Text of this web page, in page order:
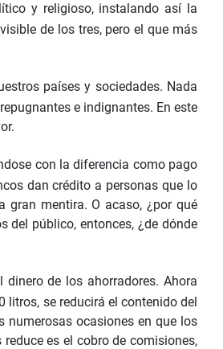
y religioso, instalando así la
de los tres, pero el que más
países y sociedades. Nada
e indignantes. En este
con la diferencia como pago
dan crédito a personas que lo
gran mentira. O acaso, ¿por qué
del público, entonces, ¿de dónde
de los ahorradores. Ahora
litros, se reducirá el contenido del
numerosas ocasiones en que los
es el cobro de comisiones,